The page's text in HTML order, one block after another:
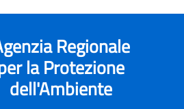
Regionale
la Protezione
dell'Ambiente